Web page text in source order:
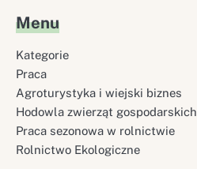
Menu
Kategorie
Praca
Agroturystyka i wiejski biznes
Hodowla zwierząt gospodarskich
Praca sezonowa w rolnictwie
Rolnictwo Ekologiczne